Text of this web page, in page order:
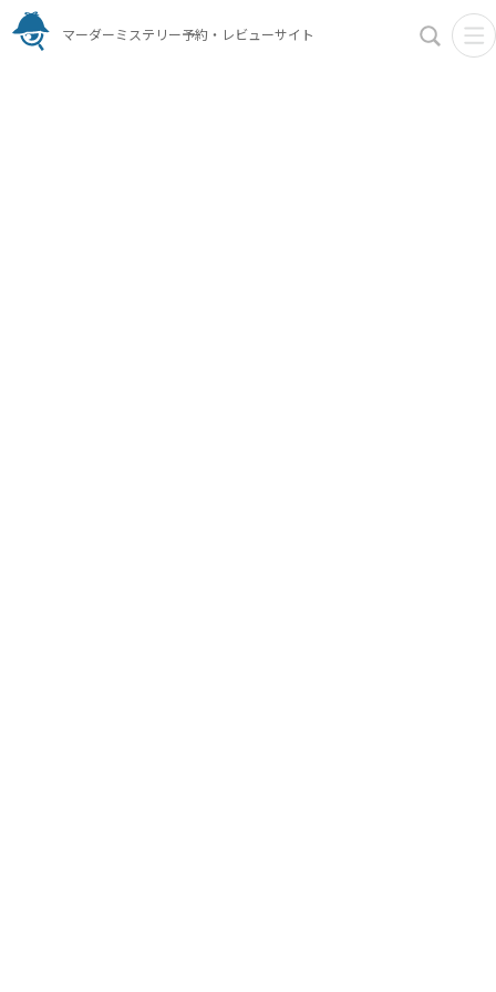
マーダーミステリー予約・レビューサイト